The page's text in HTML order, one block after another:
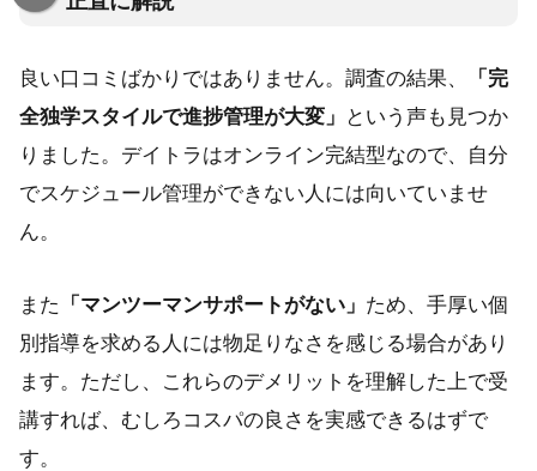
良い口コミばかりではありません。調査の結果、
「完
全独学スタイルで進捗管理が大変」
という声も見つか
りました。デイトラはオンライン完結型なので、自分
でスケジュール管理ができない人には向いていませ
ん。
また 「マンツーマンサポートがない」 ため、手厚い個
別指導を求める人には物足りなさを感じる場合があり
ます。ただし、これらのデメリットを理解した上で受
講すれば、むしろコスパの良さを実感できるはずで
す。